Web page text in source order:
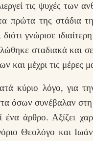
τις ψυχές των
πρώτα της στάδια
γνώρισε
σταδιακά και
και μέχρι τις μέρες
κύριο λόγο, για
όσων συνέβαλαν στη
ένα άρθρο. Αξίζει
Θεολόγο και